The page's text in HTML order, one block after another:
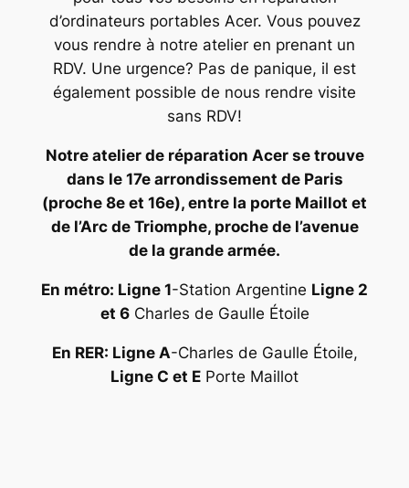
d’ordinateurs portables Acer. Vous pouvez
vous rendre à notre atelier en prenant un
RDV. Une urgence? Pas de panique, il est
également possible de nous rendre visite
sans RDV!
Notre atelier de réparation Acer se trouve
dans le 17e arrondissement de Paris
(proche 8e et 16e), entre la porte Maillot et
de l’Arc de Triomphe, proche de l’avenue
de la grande armée.
En métro: Ligne 1-Station Argentine Ligne 2
et 6Charles de Gaulle Étoile
En RER: Ligne A-Charles de Gaulle Étoile,
Ligne C et E Porte Maillot